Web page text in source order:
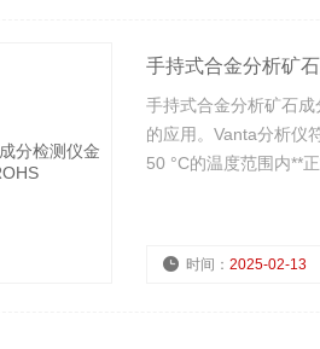
手持式合金分析矿
手持式合金分析矿石
的应用。Vanta分析仪
50 °C的温度范围内**正
时间： 2025-02-13